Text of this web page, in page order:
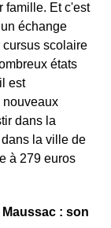
famille. Et c'est
échange
scolaire
états
est
nouveaux
dans la
la ville de
à 279 euros
: son